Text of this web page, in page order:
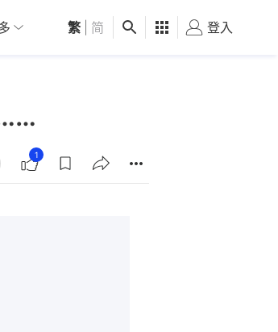
01深圳 觀點 健康 好食玩飛
繁 简 登入
1